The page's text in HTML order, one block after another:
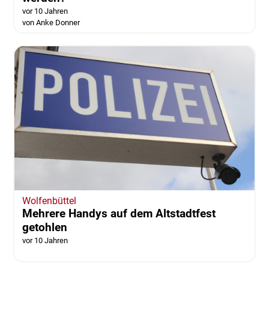
vor 10 Jahren
von Anke Donner
Wolfenbüttel
Mehrere Handys auf dem Altstadtfest
getohlen
vor 10 Jahren